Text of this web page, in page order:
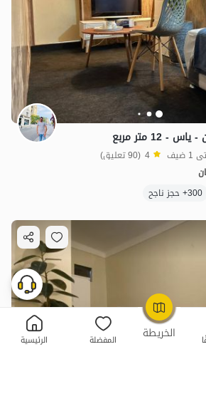
الخريطة المفضلة الرئيسية
متر مربع
4 (90 تعليق)
300+ حجز ناجح